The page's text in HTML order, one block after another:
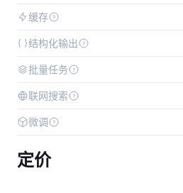
缓存
结构化输出
批量任务
联网搜索
微调
定价